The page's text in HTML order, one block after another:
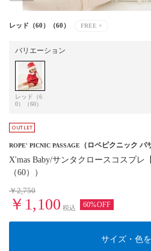
レッド（60）（60） FREE ×
バリエーション
レッド（6
0）（60）
ROPE' PICNIC PASSAGE （ロペピクニック パ
X'mas Baby/サンタクロースコスプレ
（60））
￥2,750
￥1,100 税込 60%OFF
サイズ・色